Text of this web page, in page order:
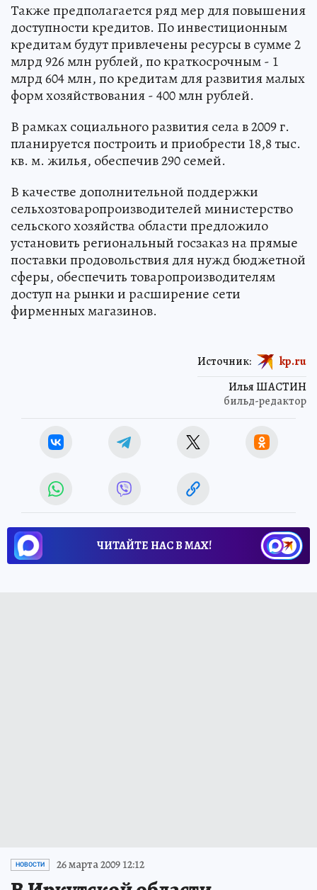
Также предполагается ряд мер для повышения
доступности кредитов. По инвестиционным
кредитам будут привлечены ресурсы в сумме 2
млрд 926 млн рублей, по краткосрочным - 1
млрд 604 млн, по кредитам для развития малых
форм хозяйствования - 400 млн рублей.
В рамках социального развития села в 2009 г.
планируется построить и приобрести 18,8 тыс.
кв. м. жилья, обеспечив 290 семей.
В качестве дополнительной поддержки
сельхозтоваропроизводителей министерство
сельского хозяйства области предложило
установить региональный госзаказ на прямые
поставки продовольствия для нужд бюджетной
сферы, обеспечить товаропроизводителям
доступ на рынки и расширение сети
фирменных магазинов.
Илья ШАСТИН
бильд-редактор
Источник: kp.ru
ЧИТАЙТЕ НАС В МАХ!
НОВОСТИ 26 марта 2009 12:12